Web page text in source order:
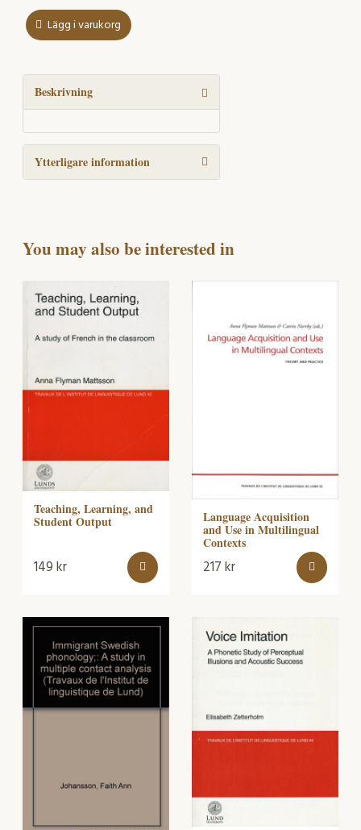
Children's
from
to
Months
mängd
Lägg i varukorg
Beskrivning
Ytterligare information
You may also be interested in
Teaching, Learning, and
Student Output
149kr
Language Acquisition
and Use in Multilingual
Contexts
217kr